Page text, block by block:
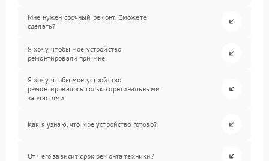
Мне нужен срочный ремонт. Сможете
сделать?
Я хочу, чтобы мое устройство
ремонтировали при мне.
Я хочу, чтобы мое устройство
ремонтировалось только оригинальными
запчастями.
Как я узнаю, что мое устройство готово?
От чего зависит срок ремонта техники?